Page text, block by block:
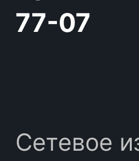
77-07
Сетевое